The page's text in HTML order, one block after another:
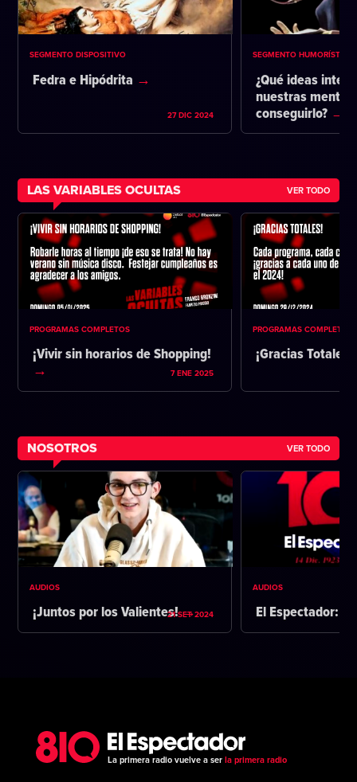
SEGMENTO DISPOSITIVO
Fedra e Hipódrita
27 DIC 2024
SEGMENTO HUMORÍSTICO
¿Qué ideas
nuestras mentes
conseguirlo?
LAS VARIABLES OCULTAS VER TODO
PROGRAMAS COMPLETOS
¡Vivir sin horarios de Shopping!
7 ENE 2025
PROGRAMAS COMPLETOS
¡Gracias
NOSOTROS VER TODO
AUDIOS
¡Juntos por los Valientes!21 SET 2024
AUDIOS
El Espectador:
La primera radio vuelve a ser la primera radio